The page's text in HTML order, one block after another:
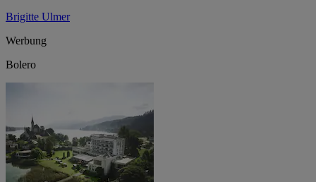
Brigitte Ulmer
Werbung
Bolero